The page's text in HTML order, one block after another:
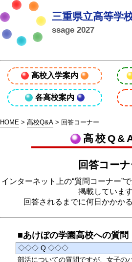
三重県立高等学
ssage 2027
高校入学案内
各高校案内
HOME > 高校Q&A > 回答コーナー
高校
回答コー
インターネット上の“質問コーナー”
掲載しています
回答されるまでに何日かかか
■あけぼの学園高校への質問
◇◇◇ Q ◇◇◇
部活についての質問ですが、女子の